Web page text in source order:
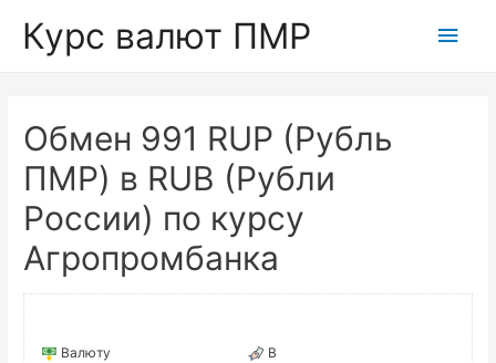
Курс валют ПМР
Обмен 991 RUP (Рубль
ПМР) в RUB (Рубли
России) по курсу
Агропромбанка
Валюту В